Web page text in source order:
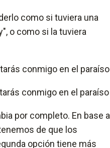
como si tuviera una
o como si la tuviera
conmigo en el paraíso
conmigo en el paraíso
por completo. En base a
de que los
opción tiene más